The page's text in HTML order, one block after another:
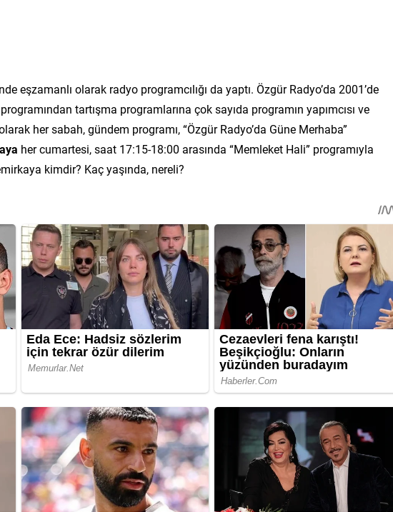
eşzamanlı olarak radyo programcılığı da yaptı. Özgür Radyo’da 2001’de
tartışma programlarına çok sayıda programın yapımcısı ve
her sabah, gündem programı, “Özgür Radyo’da Güne Merhaba”
her cumartesi, saat 17:15-18:00 arasında “Memleket Hali” programıyla
kimdir? Kaç yaşında, nereli?